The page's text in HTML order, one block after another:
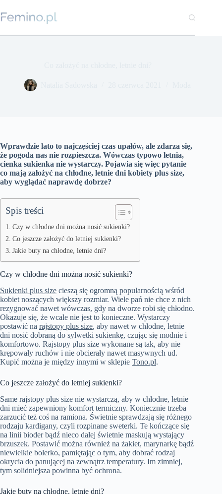
do
treści
Wprawdzie lato to najczęściej czas upałów, ale zdarza się,
że pogoda nas nie rozpieszcza. Wówczas typowo letnia,
cienka sukienka nie wystarczy. Pojawia się więc pytanie
co mają założyć na chłodne, letnie dni kobiety plus size,
aby wyglądać naprawdę dobrze?
Spis treści
Czy w chłodne dni można nosić sukienki?
Co jeszcze założyć do letniej sukienki?
Jakie buty na chłodne, letnie dni?
Czy w chłodne dni można nosić sukienki?
Sukienki plus size cieszą się ogromną popularnością wśród
kobiet noszących większy rozmiar. Wiele pań nie chce z nich
rezygnować nawet wówczas, gdy na dworze robi się chłodno.
Okazuje się, że wcale nie jest to konieczne. Wystarczy
postawić na rajstopy plus size, aby nawet w chłodne, letnie
dni nosić dobraną do sylwetki sukienkę, czując się modnie i
komfortowo. Rajstopy plus size wykonane są tak, aby nie
krępowały ruchów i nie obcierały nawet masywnych ud.
Kupić można je między innymi w sklepie Tono.pl.
Co jeszcze założyć do letniej sukienki?
Same rajstopy plus size nie wystarczą, aby w chłodne, letnie
dni mieć zapewniony komfort termiczny. Koniecznie trzeba
zarzucić też coś na ramiona. Świetnie sprawdzają się różnego
rodzaju kardigany, czyli rozpinane sweterki. Te kończące się
na linii bioder bądź nieco dalej świetnie maskują wystający
brzuszek. Postawić można również na żakiet, marynarkę bądź
niewielkie bolerko, pamiętając o tym, aby dobrać rodzaj
okrycia do panującej na zewnątrz temperatury. Im zimniej,
tym solidniejsza powinna być ochrona.
Jakie buty na chłodne, letnie dni?